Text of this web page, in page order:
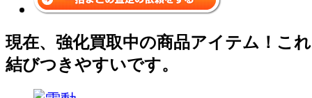
現在、強化買取中の商品アイテム！こ
結びつきやすいです。